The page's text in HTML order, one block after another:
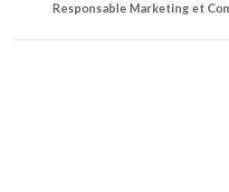
Responsable Marketing et